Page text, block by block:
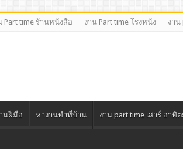
Part time ร้านหนังสือ งาน Part time โรงหนัง งาน
นฝีมือ หางานทําที่บ้าน งาน part time เสาร์ อาทิ